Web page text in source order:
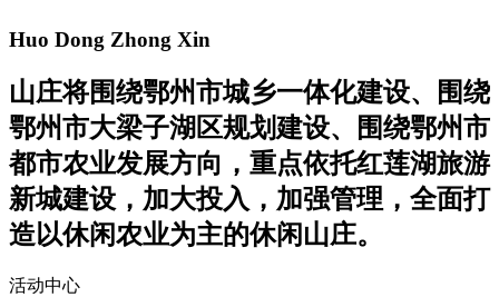
Huo Dong Zhong Xin
山庄将围绕鄂州市城乡一体化建设、围绕
鄂州市大梁子湖区规划建设、围绕鄂州市
都市农业发展方向，重点依托红莲湖旅游
新城建设，加大投入，加强管理，全面打
造以休闲农业为主的休闲山庄。
活动中心